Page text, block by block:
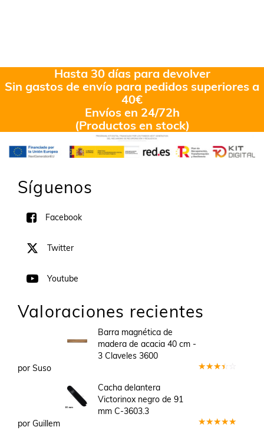
Hasta 30 días para devolver
Sin gastos de envío para pedidos superiores a
40€
Envíos en 24/72h
(Productos en stock)
Síguenos
Facebook
Twitter
Youtube
Valoraciones recientes
Barra magnética de
madera de acacia 40 cm -
3 Claveles 3600
por Suso
Cacha delantera
Victorinox negro de 91
mm C-3603.3
por Guillem